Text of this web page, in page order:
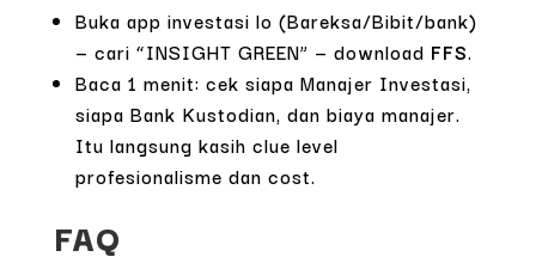
Buka app investasi lo (Bareksa/Bibit/bank)
— cari “INSIGHT GREEN” — download FFS.
Baca 1 menit: cek siapa Manajer Investasi,
siapa Bank Kustodian, dan biaya manajer.
Itu langsung kasih clue level
profesionalisme dan cost.
FAQ